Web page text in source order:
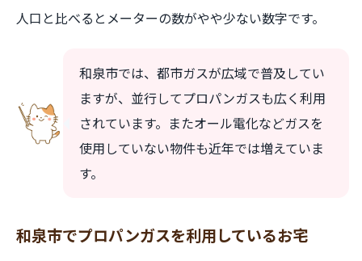
人口と比べるとメーターの数がやや少ない数字です。
和泉市では、都市ガスが広域で普及してい
ますが、並行してプロパンガスも広く利用
されています。またオール電化などガスを
使用していない物件も近年では増えていま
す。
和泉市でプロパンガスを利用しているお宅